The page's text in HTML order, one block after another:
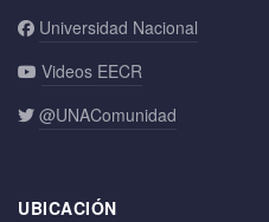
Universidad Nacional
Videos EECR
@UNAComunidad
UBICACIÓN